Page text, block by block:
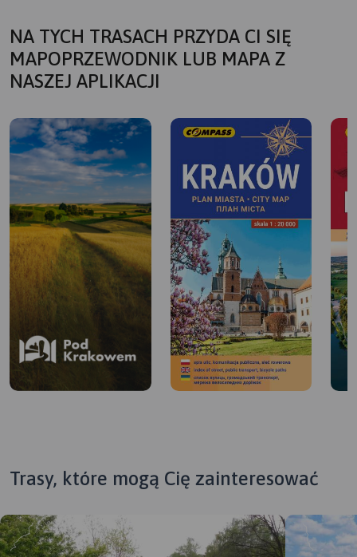
NA TYCH TRASACH PRZYDA CI SIĘ
MAPOPRZEWODNIK LUB MAPA Z
NASZEJ APLIKACJI
Trasy, które mogą Cię zainteresować